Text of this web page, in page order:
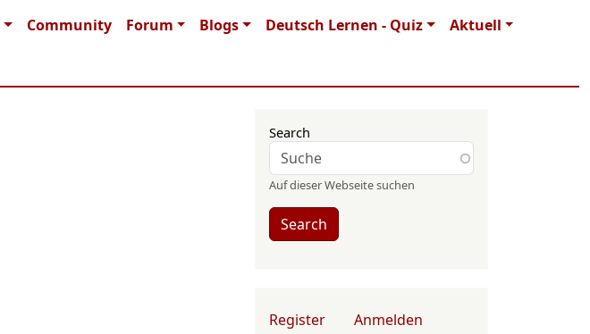
Community Forum Blogs Deutsch Lernen - Quiz
Aktuell
Search
Auf dieser Webseite suchen
Search
User account menu
Register Anmelden